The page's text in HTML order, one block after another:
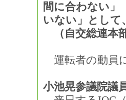
間に合わない」
いない」として
（自交総連本
運転者の動員
小池晃参議院議